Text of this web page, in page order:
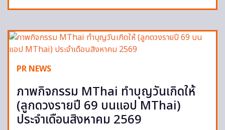
PR NEWS
ภาพกิจกรรม MThai ทำบุญวันเกิดให้
(ลูกดวงรายปี 69 บนแอป MThai)
ประจำเดือนสิงหาคม 2569